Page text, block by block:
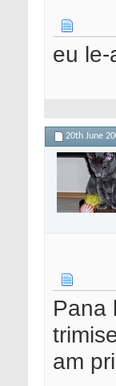
eu le-
20th June
Pana
am